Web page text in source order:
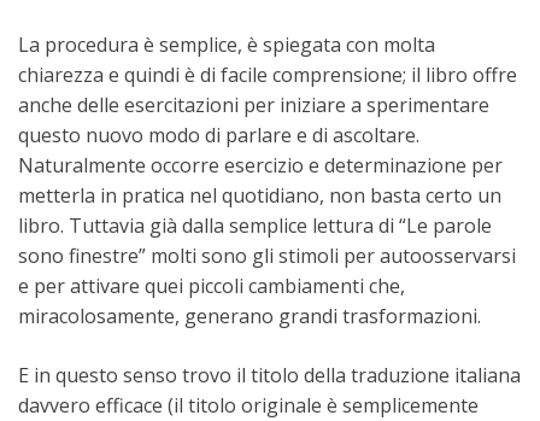
La procedura è semplice, è spiegata con molta
chiarezza e quindi è di facile comprensione; il libro offre
anche delle esercitazioni per iniziare a sperimentare
questo nuovo modo di parlare e di ascoltare.
Naturalmente occorre esercizio e determinazione per
metterla in pratica nel quotidiano, non basta certo un
libro. Tuttavia già dalla semplice lettura di “Le parole
sono finestre” molti sono gli stimoli per autoosservarsi
e per attivare quei piccoli cambiamenti che,
miracolosamente, generano grandi trasformazioni.
E in questo senso trovo il titolo della traduzione italiana
davvero efficace (il titolo originale è semplicemente